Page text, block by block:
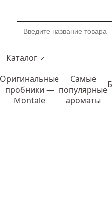
Каталог
Оригинальные
пробники —
Montale
Самые
популярные
ароматы